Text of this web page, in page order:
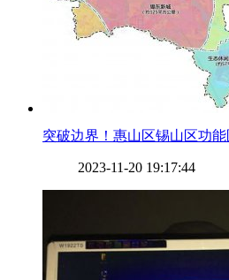
突破边界！惠山区锡山区功
2023-11-20 19:17:44